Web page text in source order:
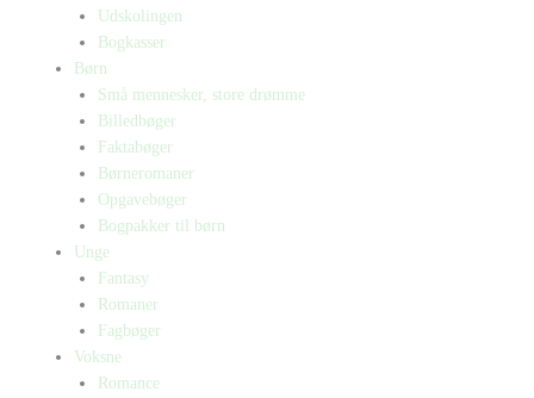
Udskolingen
Bogkasser
Børn
Små mennesker, store drømme
Billedbøger
Faktabøger
Børneromaner
Opgavebøger
Bogpakker til børn
Unge
Fantasy
Romaner
Fagbøger
Voksne
Romance